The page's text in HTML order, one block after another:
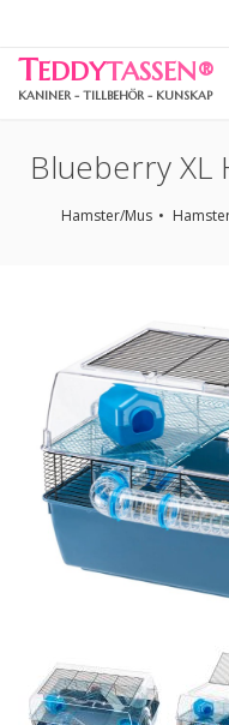
TEDDYTASSEN®
KANINER - TILLBEHÖR - KUNSKAP
Blueberry XL
Hamster/Mus